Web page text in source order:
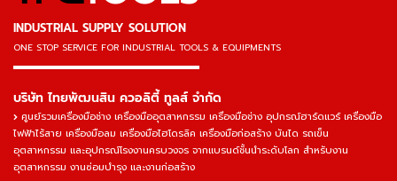
INDUSTRIAL SUPPLY SOLUTION
ONE STOP SERVICE FOR INDUSTRIAL TOOLS & EQUIPMENTS
▬▬▬▬▬▬▬▬▬▬▬▬▬▬▬
บริษัท ไทยพัฒนสิน ควอลิตี้ ทูลส์ จำกัด
ศูนย์รวมเครื่องมือช่าง เครื่องมืออุตสาหกรรม เครื่องมือช่าง อุปกรณ์ฮาร์ดแวร์ เครื่องมือ
ไฟฟ้าไร้สาย เครื่องมือลม เครื่องมือไฮโดรลิค เครื่องมือก่อสร้าง บันได รถเข็น
อุตสาหกรรม และอุปกรณ์โรงงานครบวงจร จากแบรนด์ชั้นนำระดับโลก สำหรับงาน
อุตสาหกรรม งานซ่อมบำรุง และงานก่อสร้าง